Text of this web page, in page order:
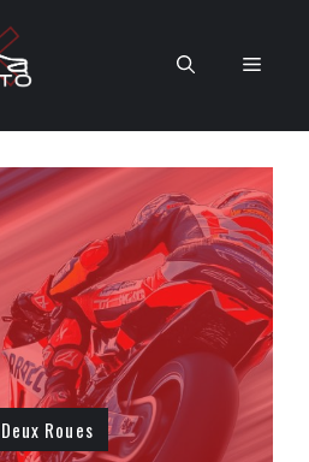
Menu
Deux Roues